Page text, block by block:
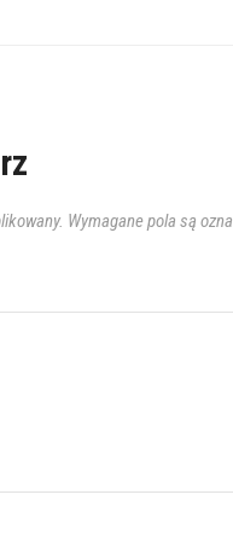
Wymagane pola są